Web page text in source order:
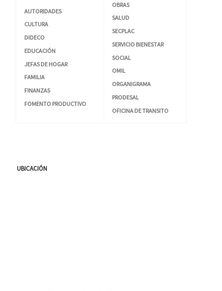
AUTORIDADES
CULTURA
DIDECO
EDUCACIÓN
JEFAS DE HOGAR
FAMILIA
FINANZAS
FOMENTO PRODUCTIVO
OBRAS
SALUD
SECPLAC
SERVICIO BIENESTAR
SOCIAL
OMIL
ORGANIGRAMA
PRODESAL
OFICINA DE TRANSITO
UBICACIÓN